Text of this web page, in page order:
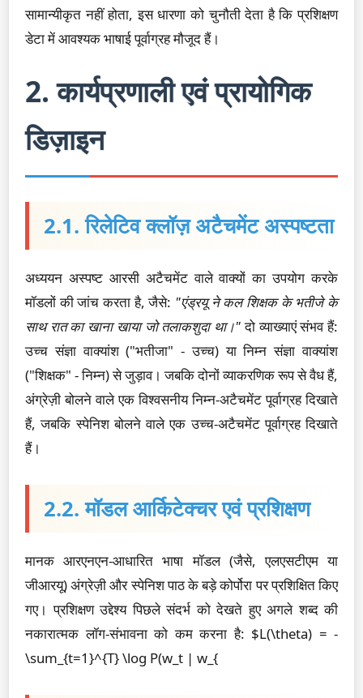
सामान्यीकृत नहीं होता, इस धारणा को चुनौती देता है कि प्रशिक्षण
डेटा में आवश्यक भाषाई पूर्वाग्रह मौजूद हैं।
2. कार्यप्रणाली एवं प्रायोगिक
डिज़ाइन
2.1. रिलेटिव क्लॉज़ अटैचमेंट अस्पष्टता
अध्ययन अस्पष्ट आरसी अटैचमेंट वाले वाक्यों का उपयोग करके
मॉडलों की जांच करता है, जैसे: "एंड्रयू ने कल शिक्षक के भतीजे के
साथ रात का खाना खाया जो तलाकशुदा था।"दो व्याख्याएं संभव हैं:
उच्च संज्ञा वाक्यांश ("भतीजा" - उच्च) या निम्न संज्ञा वाक्यांश
("शिक्षक" - निम्न) से जुड़ाव। जबकि दोनों व्याकरणिक रूप से वैध हैं,
अंग्रेज़ी बोलने वाले एक विश्वसनीय निम्न-अटैचमेंट पूर्वाग्रह दिखाते
हैं, जबकि स्पेनिश बोलने वाले एक उच्च-अटैचमेंट पूर्वाग्रह दिखाते
हैं।
2.2. मॉडल आर्किटेक्चर एवं प्रशिक्षण
मानक आरएनएन-आधारित भाषा मॉडल (जैसे, एलएसटीएम या
जीआरयू) अंग्रेज़ी और स्पेनिश पाठ के बड़े कोर्पोरा पर प्रशिक्षित किए
गए। प्रशिक्षण उद्देश्य पिछले संदर्भ को देखते हुए अगले शब्द की
नकारात्मक लॉग-संभावना को कम करना है: $L(\theta) = -
\sum_{t=1}^{T} \log P(w_t | w_{